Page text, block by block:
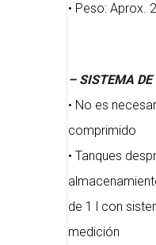
• Peso: Aprox.
– SISTEMA
• No es
comprimido
• Tanques
de 1 l con
medición